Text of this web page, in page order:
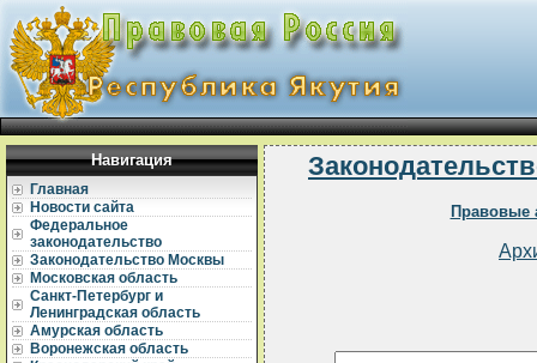
Навигация
Главная
Новости сайта
Федеральное
законодательство
Законодательство Москвы
Московская область
Санкт-Петербург и
Ленинградская область
Амурская область
Воронежская область
Правовые